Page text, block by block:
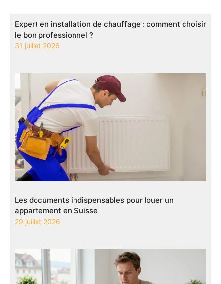
Expert en installation de chauffage : comment choisir
le bon professionnel ?
31 juillet 2026
Les documents indispensables pour louer un
appartement en Suisse
29 juillet 2026